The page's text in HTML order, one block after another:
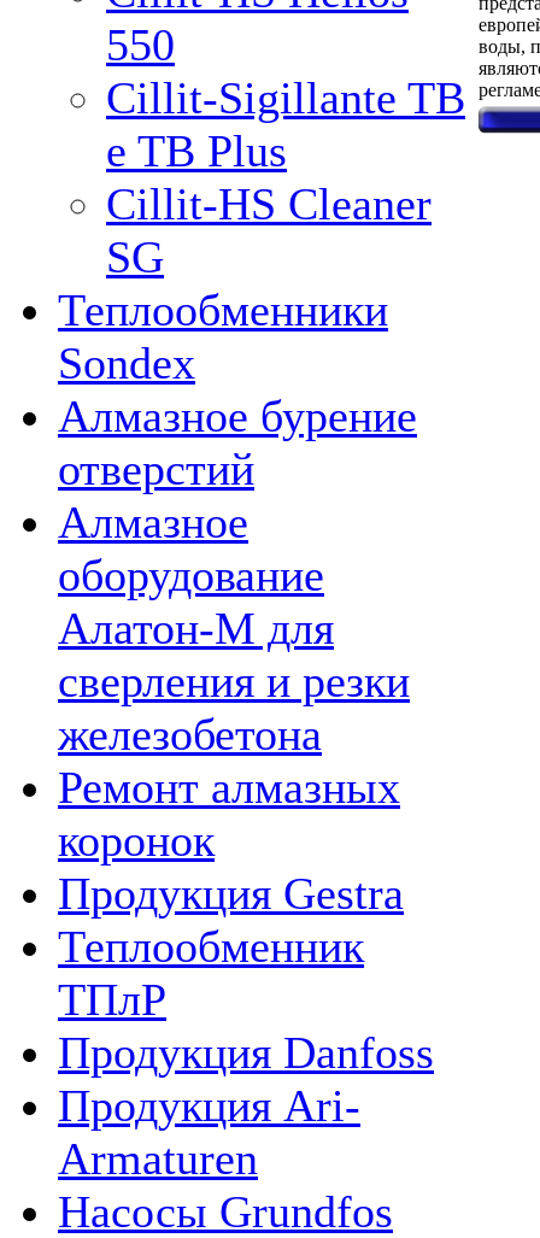
550
Cillit-Sigillante TB
e TB Plus
Cillit-HS Cleaner
SG
Теплообменники
Sondex
Алмазное бурение
отверстий
Алмазное
оборудование
Алатон-М для
сверления и резки
железобетона
Ремонт алмазных
коронок
Продукция Gestra
Теплообменник
ТПлР
Продукция Danfoss
Продукция Ari-
Armaturen
Насосы Grundfos
воды,